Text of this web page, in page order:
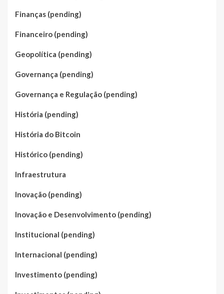
Finanças (pending)
Financeiro (pending)
Geopolítica (pending)
Governança (pending)
Governança e Regulação (pending)
História (pending)
História do Bitcoin
Histórico (pending)
Infraestrutura
Inovação (pending)
Inovação e Desenvolvimento (pending)
Institucional (pending)
Internacional (pending)
Investimento (pending)